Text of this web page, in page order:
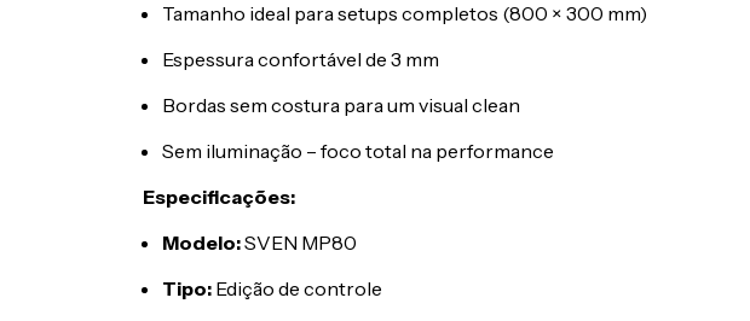
Tamanho ideal para setups completos (800 × 300 mm)
Espessura confortável de 3 mm
Bordas sem costura para um visual clean
Sem iluminação – foco total na performance
Especificações:
Modelo:SVEN MP80
Tipo: Edição de controle